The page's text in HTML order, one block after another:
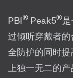
PBI® Peak5®
过倾听穿戴者
全防护的同时
上独一无二的产